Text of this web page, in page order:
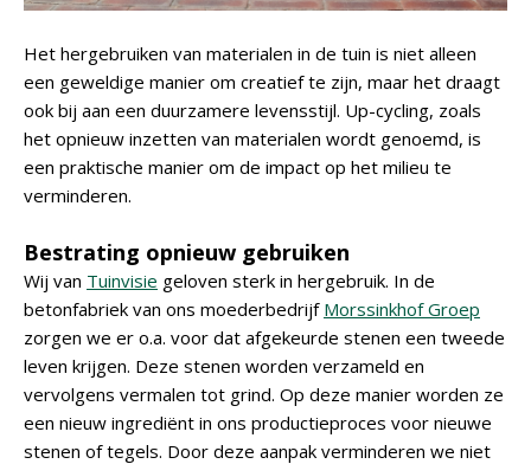
Het hergebruiken van materialen in de tuin is niet alleen
een geweldige manier om creatief te zijn, maar het draagt
ook bij aan een duurzamere levensstijl. Up-cycling, zoals
het opnieuw inzetten van materialen wordt genoemd, is
een praktische manier om de impact op het milieu te
verminderen.
Bestrating opnieuw gebruiken
Wij van Tuinvisie geloven sterk in hergebruik. In de
betonfabriek van ons moederbedrijf Morssinkhof Groep
zorgen we er o.a. voor dat afgekeurde stenen een tweede
leven krijgen. Deze stenen worden verzameld en
vervolgens vermalen tot grind. Op deze manier worden ze
een nieuw ingrediënt in ons productieproces voor nieuwe
stenen of tegels. Door deze aanpak verminderen we niet